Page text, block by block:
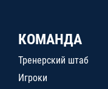
КОМАНДА
Тренерский штаб
Игроки